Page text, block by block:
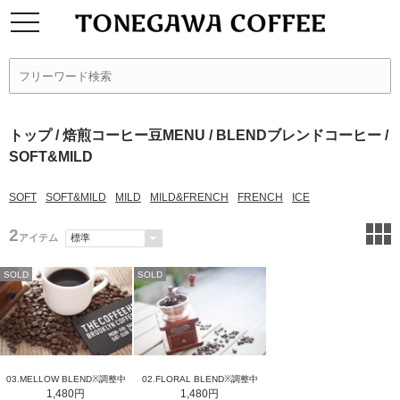
トップ/焙煎コーヒー豆MENU / BLENDブレンドコーヒー /
SOFT&MILD
SOFT SOFT&MILD MILD MILD&FRENCH FRENCH ICE
2アイテム
SOLD
03.MELLOW BLEND※調整中
1,480円
SOLD
02.FLORAL BLEND※調整中
1,480円